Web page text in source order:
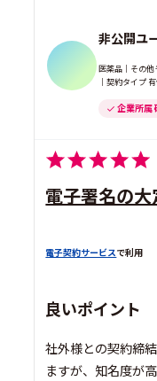
非公開ユ
医薬品｜その他
｜契約タイプ
企業所属
電子署名の
電子契約サービスで利用
良いポイント
社外様との契約締
ますが、知名度が